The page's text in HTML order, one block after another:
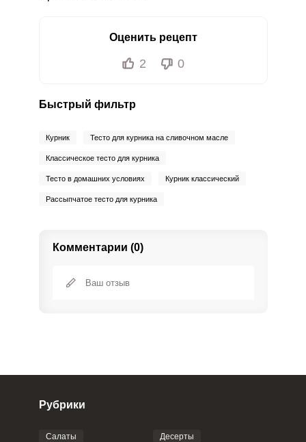
Оценить рецепт
2 0
Быстрый фильтр
Курник Тесто для курника на сливочном масле
Классическое тесто для курника
Тесто в домашних условиях Курник классический
Рассыпчатое тесто для курника
Комментарии (0)
Рубрики
Салаты Десерты